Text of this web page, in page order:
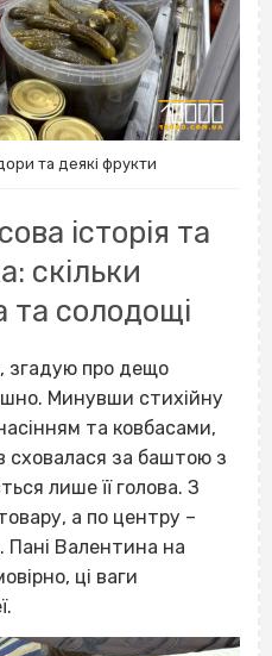
та деякі фрукти
історія та
скільки
та солодощі
згадую про дещо
Минувши стихійну
та ковбасами,
сховалася за баштою з
лише її голова. З
а по центру –
Пані Валентина на
ці ваги